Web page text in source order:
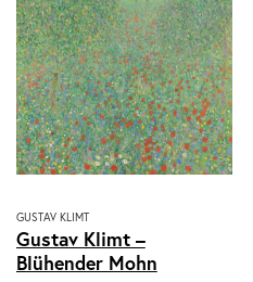
der
Produktseite
gewählt
werden
GUSTAV KLIMT
Gustav Klimt –
Blühender Mohn
Dieses
Produkt
weist